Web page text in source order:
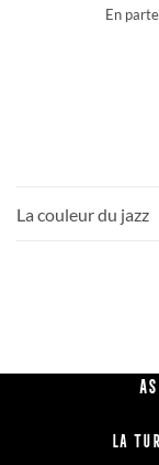
En
La couleur du jazz
La